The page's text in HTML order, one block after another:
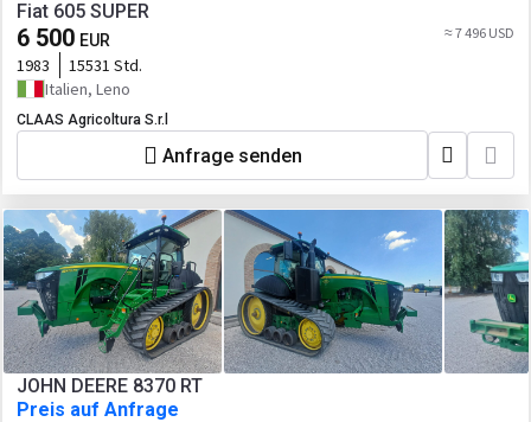
Fiat 605 SUPER
6 500 EUR ≈ 7 496 USD
1983
15531 Std.
Italien, Leno
CLAAS Agricoltura S.r.l
Anfrage senden
JOHN DEERE 8370 RT
Preis auf Anfrage